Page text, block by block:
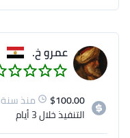
عمرو خ.
$100.00
منذ سنة
التنفيذخلال 3 أيام